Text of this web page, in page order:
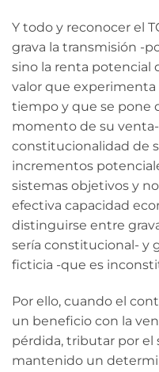
Y todo y reconocer el
grava la transmisión -
sino la renta potencial
valor que experimenta
tiempo y que se pone
momento de su
constitucionalidad de
incrementos
sistemas objetivos y
efectiva capacidad
distinguirse entre
sería constitucional- y
ficticia -que es
Por ello, cuando el
un beneficio con la
pérdida, tributar por el
mantenido un